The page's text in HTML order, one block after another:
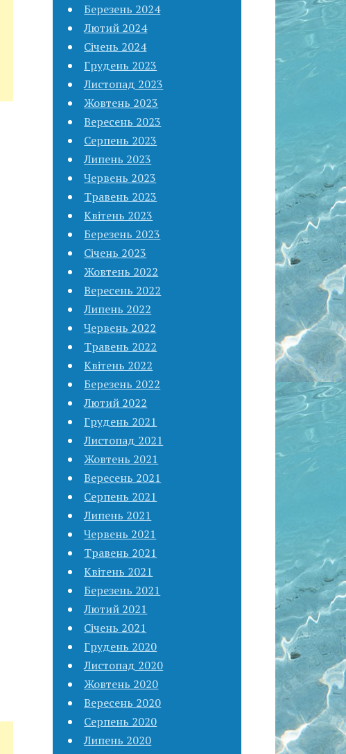
Березень 2024
Лютий 2024
Січень 2024
Грудень 2023
Листопад 2023
Жовтень 2023
Вересень 2023
Серпень 2023
Липень 2023
Червень 2023
Травень 2023
Квітень 2023
Березень 2023
Січень 2023
Жовтень 2022
Вересень 2022
Липень 2022
Червень 2022
Травень 2022
Квітень 2022
Березень 2022
Лютий 2022
Грудень 2021
Листопад 2021
Жовтень 2021
Вересень 2021
Серпень 2021
Липень 2021
Червень 2021
Травень 2021
Квітень 2021
Березень 2021
Лютий 2021
Січень 2021
Грудень 2020
Листопад 2020
Жовтень 2020
Вересень 2020
Серпень 2020
Липень 2020